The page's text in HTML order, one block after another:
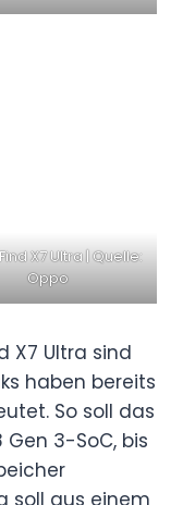
X7 Ultra | Quelle:
Oppo
X7 Ultra sind
haben bereits
So soll das
3-SoC, bis
soll aus einem